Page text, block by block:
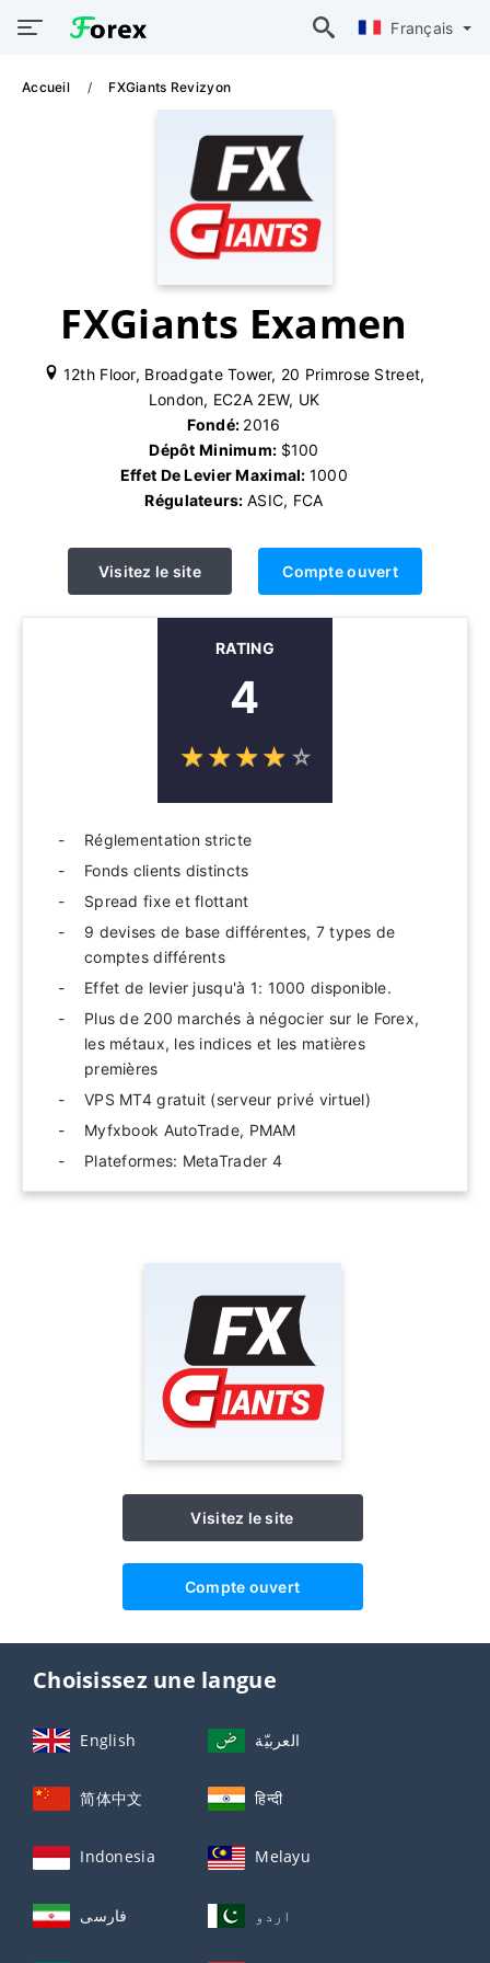
Français
Accueil FXGiants Revizyon
FXGiants Examen
12th Floor, Broadgate Tower, 20 Primrose Street,
London, EC2A 2EW, UK
Fondé: 2016
Dépôt Minimum: $100
Effet De Levier Maximal: 1000
Régulateurs:ASIC, FCA
Visitez le site Compte ouvert
RATING
4
☆☆☆☆ ☆
★★★★ ★
Réglementation stricte
Fonds clients distincts
Spread fixe et flottant
9 devises de base différentes, 7 types de
comptes différents
Effet de levier jusqu'à 1: 1000 disponible.
Plus de 200 marchés à négocier sur le Forex,
les métaux, les indices et les matières
premières
VPS MT4 gratuit (serveur privé virtuel)
Myfxbook AutoTrade, PMAM
Plateformes: MetaTrader 4
Visitez le site
Compte ouvert
Choisissez une langue
English العربيّة
简体中文 हिन्दी
Indonesia Melayu
فارسی اردو